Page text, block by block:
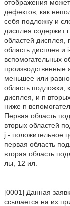
отображения
дефектов, как
себя подложку и
дисплея содержит
областей дисплея,
область дисплея и
вспомогательных
производственные
меньшее или
область подложки,
дисплея, и n
ниже n
Первая область
вторых областей
j - положительное
первая область
вторая область
лы, 12 ил.
[0001] Данная
ссылается на их